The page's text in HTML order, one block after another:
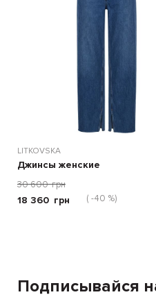
LITKOVSKA
Джинсы женские
30 600 грн
18 360 грн ( -40 %)
Подписывайся